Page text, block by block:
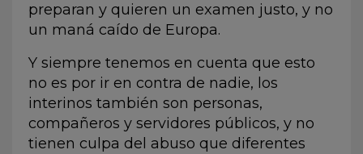
preparan y quieren un examen justo, y no
un maná caído de Europa.
Y siempre tenemos en cuenta que esto
no es por ir en contra de nadie, los
interinos también son personas,
compañeros y servidores públicos, y no
tienen culpa del abuso que diferentes